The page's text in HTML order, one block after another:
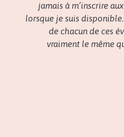
jamais à m’inscrire
lorsque je suis
de chacun de ces
vraiment le même